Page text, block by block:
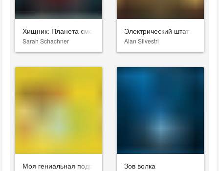
Хищник: Планета смерти
Sarah Schachner
Электрический штат
Alan Silvestri
Моя гениальная подруга Зов волка